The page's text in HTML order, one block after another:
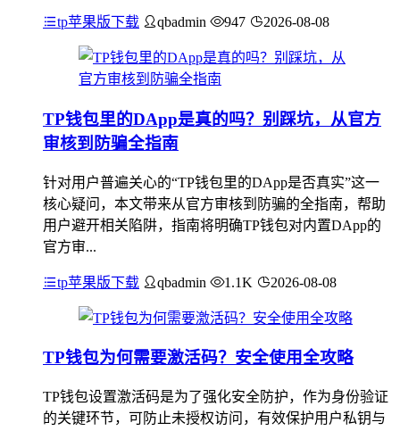
tp苹果版下载 qbadmin 947 2026-08-08
TP钱包里的DApp是真的吗？别踩坑，从官方
审核到防骗全指南
针对用户普遍关心的“TP钱包里的DApp是否真实”这一
核心疑问，本文带来从官方审核到防骗的全指南，帮助
用户避开相关陷阱，指南将明确TP钱包对内置DApp的
官方审...
tp苹果版下载 qbadmin 1.1K 2026-08-08
TP钱包为何需要激活码？安全使用全攻略
TP钱包设置激活码是为了强化安全防护，作为身份验证
的关键环节，可防止未授权访问，有效保护用户私钥与